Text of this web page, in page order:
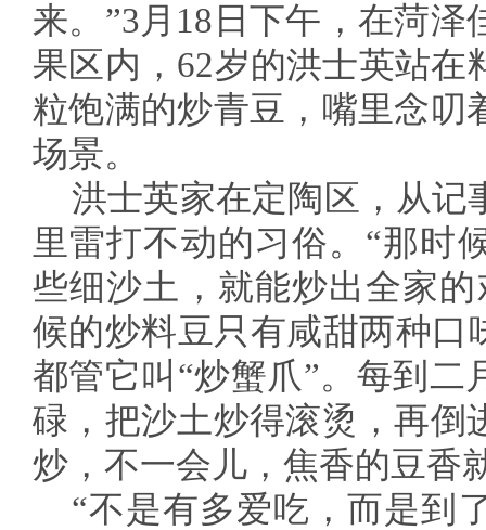
来。”3月18日下午，在菏
果区内，62岁的洪士英站
粒饱满的炒青豆，嘴里念叨
场景。
洪士英家在定陶区，从记
里雷打不动的习俗。“那时
些细沙土，就能炒出全家
候的炒料豆只有咸甜两种口
都管它叫“炒蟹爪”。每到
碌，把沙土炒得滚烫，再倒
炒，不一会儿，焦香的豆香
“不是有多爱吃，而是到